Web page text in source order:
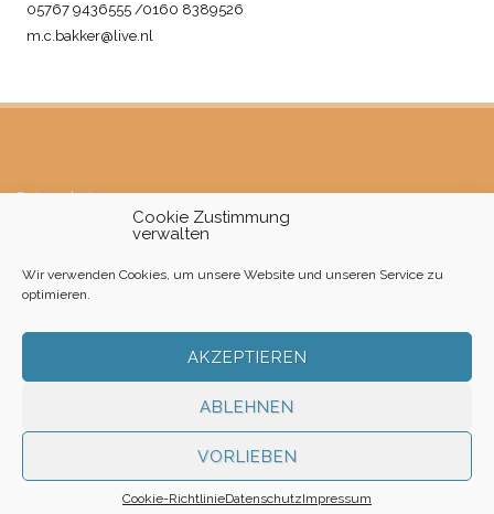
Cookie Zustimmung
verwalten
Wir verwenden Cookies, um unsere Website und unseren Service zu
optimieren.
AKZEPTIEREN
ABLEHNEN
VORLIEBEN
Cookie-RichtlinieDatenschutzImpressum
05767 9436555 /0160 8389526
m.c.bakker@live.nl
Datenschutz
Cookie-Richtlinie (EU)